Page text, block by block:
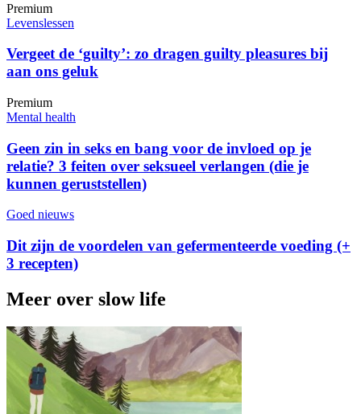
Premium
Levenslessen
Vergeet de ‘guilty’: zo dragen guilty pleasures bij
aan ons geluk
Premium
Mental health
Geen zin in seks en bang voor de invloed op je
relatie? 3 feiten over seksueel verlangen (die je
kunnen geruststellen)
Goed nieuws
Dit zijn de voordelen van gefermenteerde voeding (+
3 recepten)
Meer over slow life